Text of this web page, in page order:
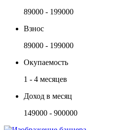
89000 - 199000
Взнос
89000 - 199000
Окупаемость
1 - 4 месяцев
Доход в месяц
149000 - 900000